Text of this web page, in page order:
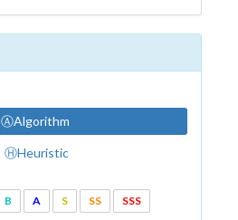
ⒶAlgorithm
ⒽHeuristic
B A S SS SSS